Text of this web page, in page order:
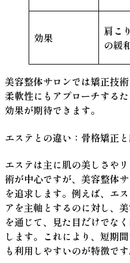
効果
肩こ
の緩
美容整体サロンでは矯正技
柔軟性にもアプローチする
効果が期待できます。
エステとの違い：骨格矯正
エステは主に肌の美しさや
術が中心ですが、美容整体
を追求します。例えば、エ
アを主軸とするのに対し、
を通じて、見た目だけでな
します。これにより、短期
も利用しやすいのが特徴です